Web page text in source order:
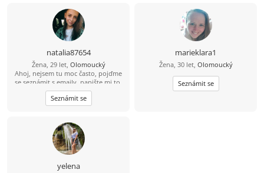
není nikdy dost :o))
říkáme." :))
natalia87654
Žena, 29 let, Olomoucký
Ahoj, nejsem tu moc často, pojďme
se seznámit s emaily, napište mi to,
ráda bych tam o sobě řekla.
Seznámit se
marieklara1
Žena, 30 let, Olomoucký
Seznámit se
yelena